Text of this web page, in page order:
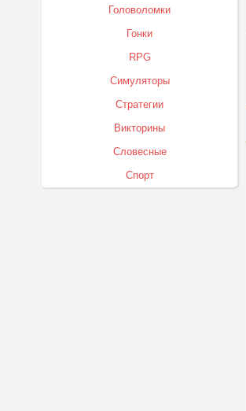
Головоломки
Гонки
RPG
Симуляторы
Стратегии
Викторины
Словесные
Спорт